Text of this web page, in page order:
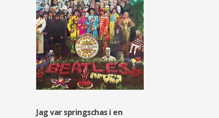
Jag var springschas i en